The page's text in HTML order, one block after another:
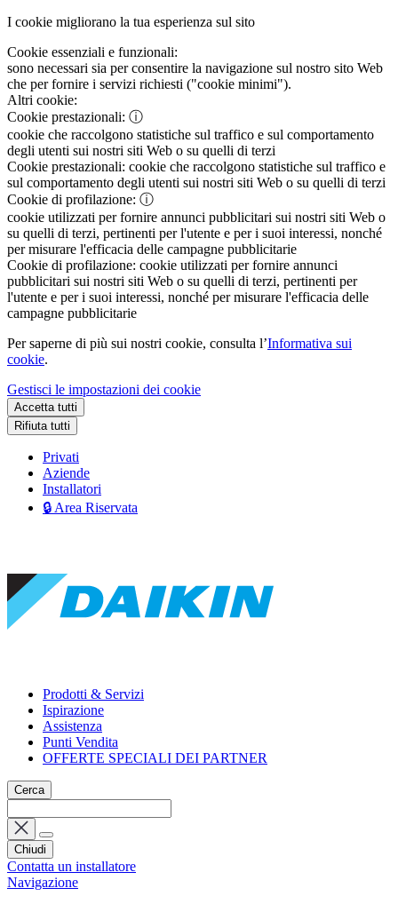
I cookie migliorano la tua esperienza sul sito
Cookie essenziali e funzionali:
sono necessari sia per consentire la navigazione sul nostro sito Web
che per fornire i servizi richiesti ("cookie minimi").
Altri cookie:
Cookie prestazionali: ⓘ
cookie che raccolgono statistiche sul traffico e sul comportamento
degli utenti sui nostri siti Web o su quelli di terzi
Cookie prestazionali: cookie che raccolgono statistiche sul traffico e
sul comportamento degli utenti sui nostri siti Web o su quelli di terzi
Cookie di profilazione: ⓘ
cookie utilizzati per fornire annunci pubblicitari sui nostri siti Web o
su quelli di terzi, pertinenti per l'utente e per i suoi interessi, nonché
per misurare l'efficacia delle campagne pubblicitarie
Cookie di profilazione: cookie utilizzati per fornire annunci
pubblicitari sui nostri siti Web o su quelli di terzi, pertinenti per
l'utente e per i suoi interessi, nonché per misurare l'efficacia delle
campagne pubblicitarie
Per saperne di più sui nostri cookie, consulta l’Informativa sui
cookie.
Gestisci le impostazioni dei cookie
Accetta tutti
Rifiuta tutti
Privati
Aziende
Installatori
🔒 Area Riservata
Prodotti & Servizi
Ispirazione
Assistenza
Punti Vendita
OFFERTE SPECIALI DEI PARTNER
Cerca
Chiudi
Contatta un installatore
Navigazione